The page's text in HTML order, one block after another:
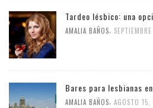
Tardeo lésbico: una
AMALIA BAÑOS,
Bares para lesbianas
AMALIA BAÑOS, AGOSTO